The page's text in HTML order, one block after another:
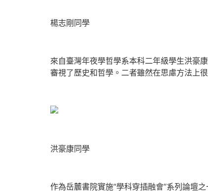
楊志剛同學
來自臺灣年夜學哲學系本科二年級學生洪豪
審視了歷史和哲學。二者雖然在思慮方法上
洪豪康同學
作為岳麓書院實施“學科穿插融會”系列論壇